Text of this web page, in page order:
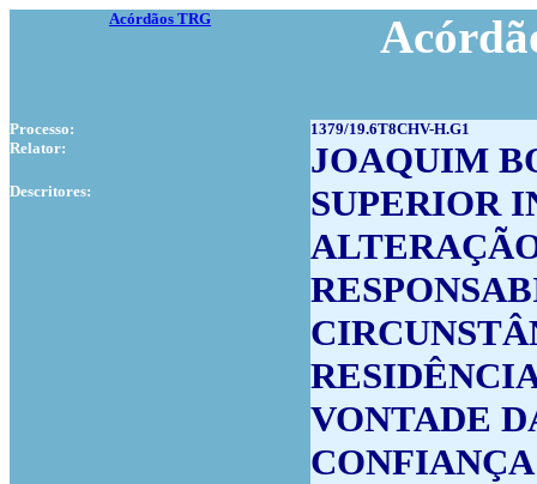
Acórdãos TRG
Processo:
1379/19.6T8CHV-H.G1
Relator:
JOAQUIM
Descritores:
SUPERIOR
VONTADE